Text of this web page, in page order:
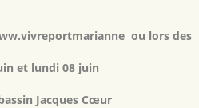
ou lors des
et lundi 08 juin
Jacques Cœur